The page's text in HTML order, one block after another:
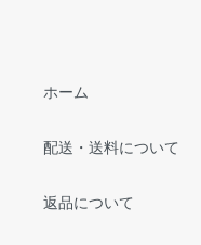
ホーム
配送・送料について
返品について